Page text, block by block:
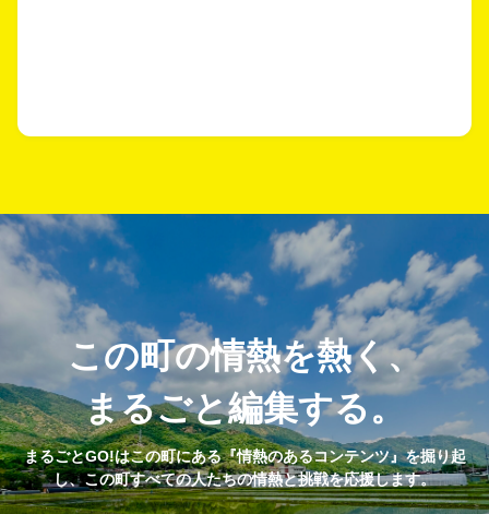
この町の情熱を熱く、
まるごと編集する。
まるごとGO!はこの町にある『情熱のあるコンテンツ』を掘り起
し、この町すべての人たちの情熱と挑戦を応援します。